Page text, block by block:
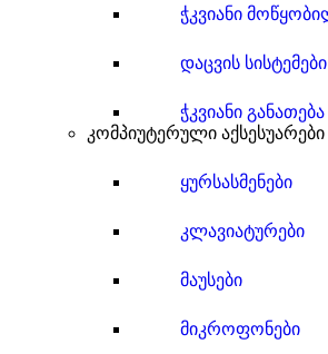
ჭკვიანი
დაცვის
ჭკვიანი განათება
კომპიუტერული აქსესუარები
ყურსასმენები
კლავიატურები
მაუსები
მიკროფონები